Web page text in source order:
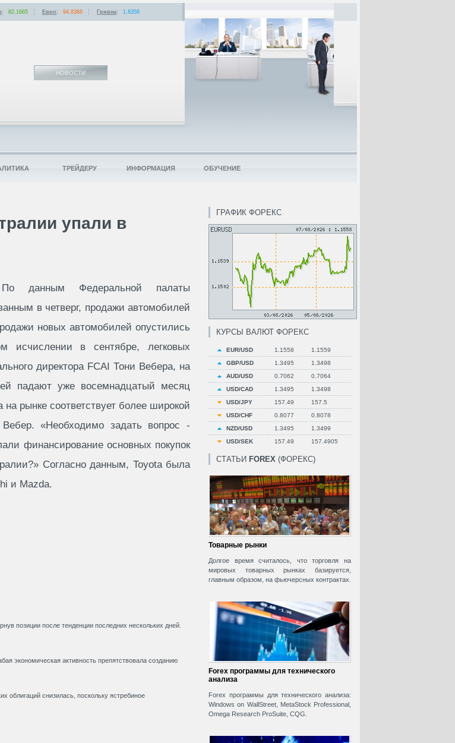
упали в
По данным Федеральной палаты
в четверг, продажи автомобилей
новых автомобилей опустились
в сентябре, легковых
директора FCAI Тони Вебера, на
падают уже восемнадцатый месяц
рынке соответствует более широкой
«Необходимо задать вопрос -
финансирование основных покупок
Согласно данным, Toyota была
и Mazda.
позиции после тенденции последних нескольких дней.
экономическая активность препятствовала созданию
облигаций снизилась, поскольку ястребиное
ГРАФИК ФОРЕКС
КУРСЫ ВАЛЮТ ФОРЕКС
EUR/USD 1.1558
1.1559
GBP/USD
1.3495
1.3498
AUD/USD
0.7062
0.7064
USD/CAD
1.3495
1.3498
USD/JPY
157.49
157.5
USD/CHF
0.8077
0.8078
NZD/USD
1.3495
1.3499
USD/SEK
157.49 157.4905
СТАТЬИ FOREX (ФОРЕКС)
Товарные рынки
Долгое время считалось, что торговля на
мировых товарных рынках базируется,
главным образом, на фьючерсных контрактах.
Forex программы для технического
анализа
Forex программы для технического анализа:
Windows on WallStreet, MetaStock Professional,
Omega Research ProSuite, CQG.
НОВОСТИ
: 82.1665 Евро: 94.8366 Гривна: 1.8358
ТРЕЙДЕРУ ИНФОРМАЦИЯ ОБУЧЕНИЕ